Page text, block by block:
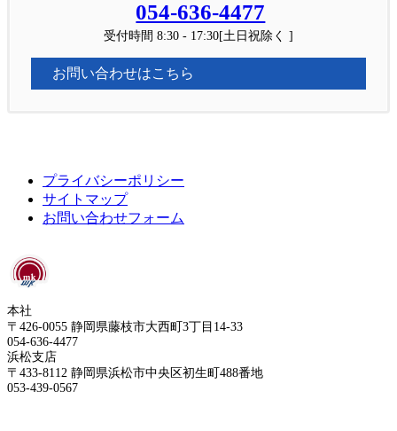
054-636-4477
受付時間 8:30 - 17:30[土日祝除く ]
お問い合わせはこちら
プライバシーポリシー
サイトマップ
お問い合わせフォーム
本社
〒426-0055 静岡県藤枝市大西町3丁目14-33
054-636-4477
浜松支店
〒433-8112 静岡県浜松市中央区初生町488番地
053-439-0567